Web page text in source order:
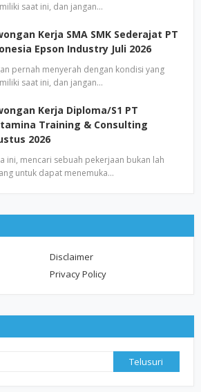
saat ini, dan jangan…
Kerja SMA SMK Sederajat PT
Epson Industry Juli 2026
pernah menyerah dengan kondisi yang
saat ini, dan jangan…
Kerja Diploma/S1 PT
Training & Consulting
2026
ini, mencari sebuah pekerjaan bukan lah
untuk dapat menemuka…
Disclaimer
Privacy Policy